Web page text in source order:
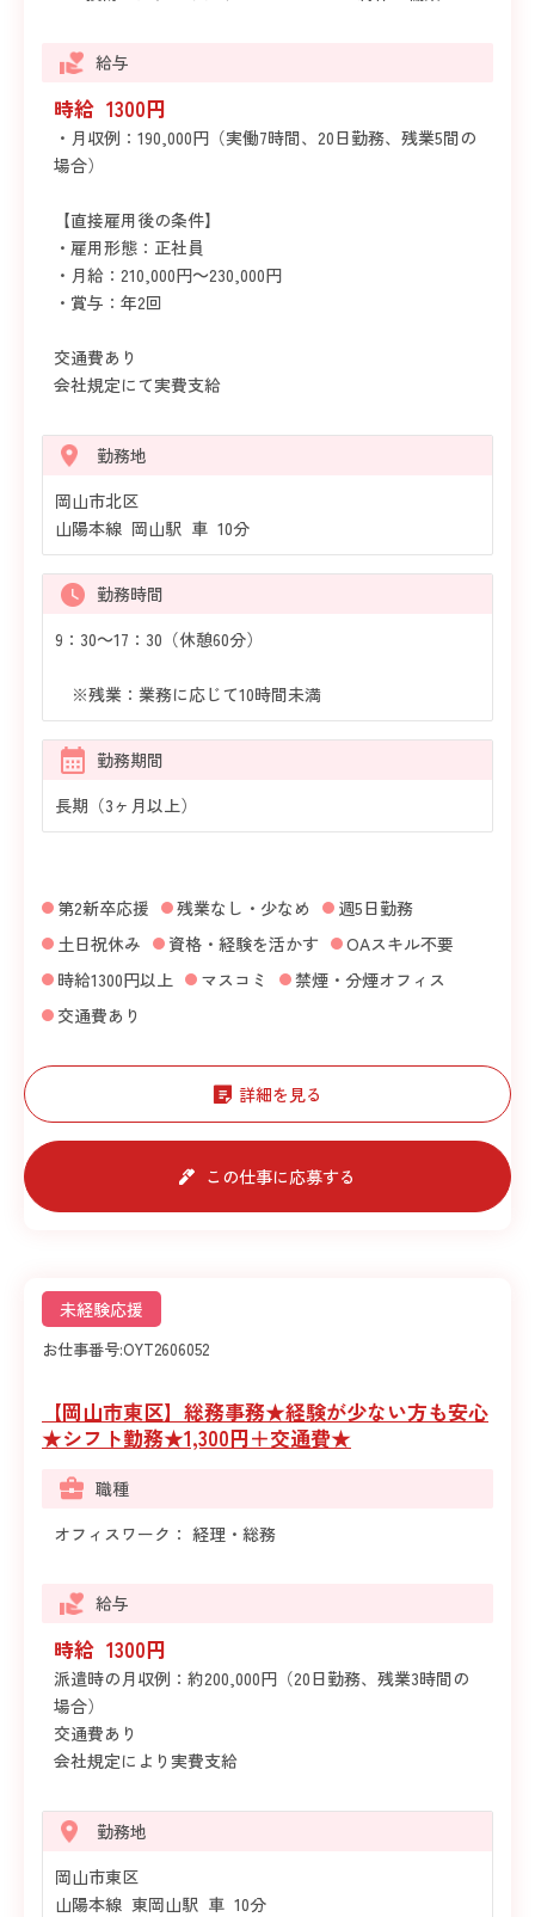
給与
時給 1300円
・月収例：190,000円（実働7時間、20日勤務、残業5間の
場合）
【直接雇用後の条件】
・雇用形態：正社員
・月給：210,000円～230,000円
・賞与：年2回
交通費あり
会社規定にて実費支給
勤務地
岡山市北区
山陽本線 岡山駅 車 10分
勤務時間
9：30～17：30（休憩60分）
※残業：業務に応じて10時間未満
勤務期間
長期（3ヶ月以上）
第2新卒応援 残業なし・少なめ
週5日勤務
土日祝休み
資格・経験を活かす
OAスキル不要
時給1300円以上
マスコミ
禁煙・分煙オフィス
交通費あり
詳細を見る
この仕事に応募する
未経験応援
お仕事番号:OYT2606052
【岡山市東区】総務事務★経験が少ない方も安心
★シフト勤務★1,300円＋交通費★
職種
オフィスワーク： 経理・総務
給与
時給 1300円
派遣時の月収例：約200,000円（20日勤務、残業3時間の
場合）
交通費あり
会社規定により実費支給
勤務地
岡山市東区
山陽本線 東岡山駅 車 10分